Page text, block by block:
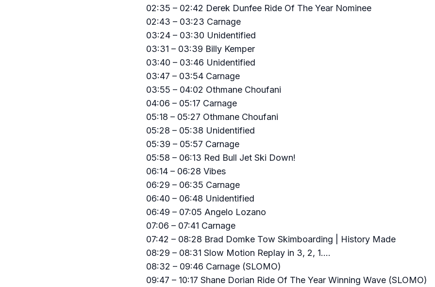
02:35 – 02:42 Derek Dunfee Ride Of The Year Nominee
02:43 – 03:23 Carnage
03:24 – 03:30 Unidentified
03:31 – 03:39 Billy Kemper
03:40 – 03:46 Unidentified
03:47 – 03:54 Carnage
03:55 – 04:02 Othmane Choufani
04:06 – 05:17 Carnage
05:18 – 05:27 Othmane Choufani
05:28 – 05:38 Unidentified
05:39 – 05:57 Carnage
05:58 – 06:13 Red Bull Jet Ski Down!
06:14 – 06:28 Vibes
06:29 – 06:35 Carnage
06:40 – 06:48 Unidentified
06:49 – 07:05 Angelo Lozano
07:06 – 07:41 Carnage
07:42 – 08:28 Brad Domke Tow Skimboarding | History Made
08:29 – 08:31 Slow Motion Replay in 3, 2, 1….
08:32 – 09:46 Carnage (SLOMO)
09:47 – 10:17 Shane Dorian Ride Of The Year Winning Wave (SLOMO)